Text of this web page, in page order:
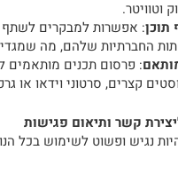
וטוויטר.
תוכן: אפשרות למבקרים לשתף
החברתיות שלהם, מה
: פרסום תכנים מותאמים
קצרים, סרטוני וידאו או
קשר ותיאום פגישות
נגיש ופשוט לשימוש בכל